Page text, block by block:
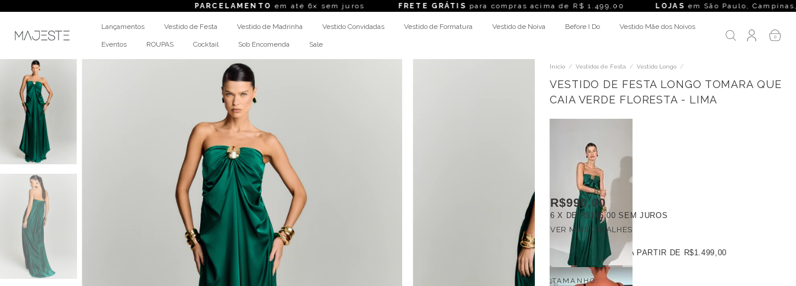
PARCELAMENTOem até 6x sem juros FRETE GRÁTIS para compras acima de R$ 1.499,00LOJAS em São Paulo, Campinas, Rio de
Lançamentos Vestido de Festa Vestido de Madrinha Vestido Convidadas Vestido de Formatura Vestido de Noiva Before I Do Vestido Mãe dos Noivos
Eventos ROUPAS Cocktail Sob Encomenda Sale
0
Início / Vestidos de Festa / Vestido Longo /
VESTIDO DE FESTA LONGO TOMARA QUE
CAIA VERDE FLORESTA - LIMA
R$990,00
6 X DER$165,00 SEM JUROS
VER MAIS DETALHES
FRETE GRÁTIS A PARTIR DE R$1.499,00
TAMANHO: